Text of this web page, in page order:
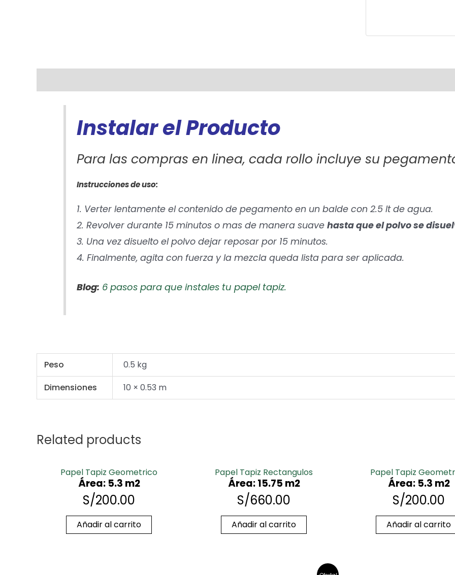
Instalar el Producto
Para las compras en linea, cada rollo incluye su
Instrucciones de uso:
1. Verter lentamente el contenido de pegamento en un balde con 2.5 lt de agua.
2. Revolver durante 15 minutos o mas de manera suave hasta que el polvo se
3. Una vez disuelto el polvo dejar reposar por 15 minutos.
4. Finalmente, agita con fuerza y la mezcla queda lista para ser aplicada.
Blog: 6 pasos para que instales tu papel tapiz.
Peso
0.5 kg
Dimensiones
10 × 0.53 m
Related products
Papel Tapiz Geometrico
Área: 5.3 m2
S/200.00
Añadir al carrito
Papel Tapiz Rectangulos
Área: 15.75 m2
S/660.00
Añadir al carrito
Papel Tapiz
Área: 5.3 m2
S/200.00
Añadir al carrito